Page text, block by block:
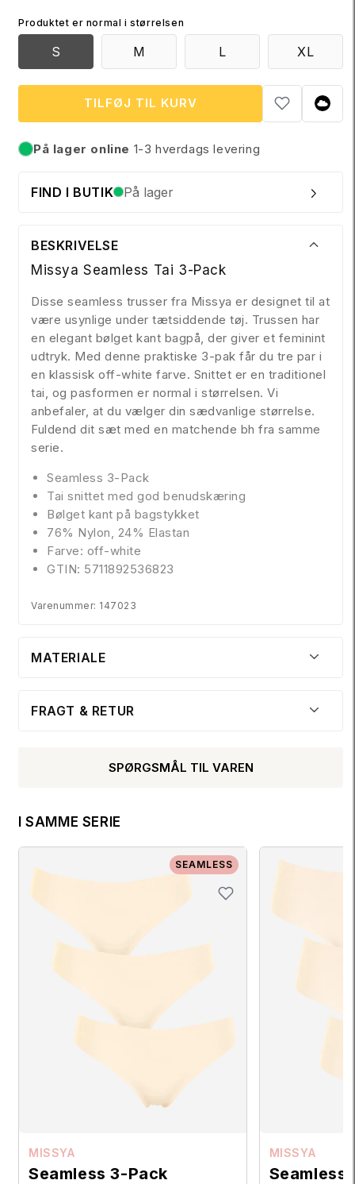
i
Produktet er normal i størrelsen
S M L XL
TILFØJ TIL KURV
På lager
På lager online 1-3 hverdags levering
FIND I BUTIK På lager
BESKRIVELSE
Missya Seamless Tai 3-Pack
Disse seamless trusser fra Missya er designet til at
være usynlige under tætsiddende tøj. Trussen har
en elegant bølget kant bagpå, der giver et feminint
udtryk. Med denne praktiske 3-pak får du tre par i
en klassisk off-white farve. Snittet er en traditionel
tai, og pasformen er normal i størrelsen. Vi
anbefaler, at du vælger din sædvanlige størrelse.
Fuldend dit sæt med en matchende bh fra samme
serie.
Seamless 3-Pack
Tai snittet med god benudskæring
Bølget kant på bagstykket
76% Nylon, 24% Elastan
Farve: off-white
GTIN: 5711892536823
Varenummer: 147023
MATERIALE
FRAGT & RETUR
SPØRGSMÅL TIL VAREN
I SAMME SERIE
SEAMLESS
MISSYA
Seamless 3-Pack
MISSYA
Seamless